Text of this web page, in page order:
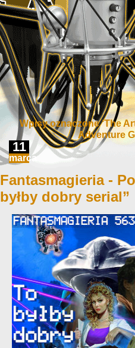
Wpisy oznaczone ‘The
Adventure
11
marca
Fantasmagieria -
byłby dobry serial”